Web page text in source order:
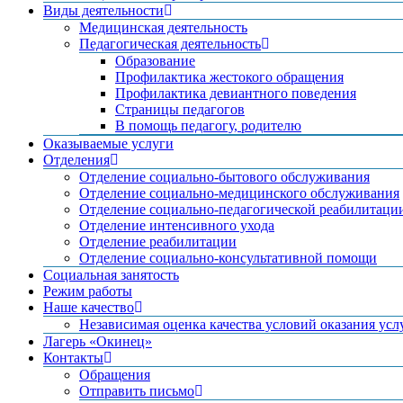
Виды деятельности
Медицинская деятельность
Педагогическая деятельность
Образование
Профилактика жестокого обращения
Профилактика девиантного поведения
Страницы педагогов
В помощь педагогу, родителю
Оказываемые услуги
Отделения
Отделение социально-бытового обслуживания
Отделение социально-медицинского обслуживания
Отделение социально-педагогической
Отделение интенсивного ухода
Отделение реабилитации
Отделение социально-консультативной помощи
Социальная занятость
Режим работы
Наше качество
Независимая оценка качества условий оказания
Лагерь «Окинец»
Контакты
Обращения
Отправить письмо